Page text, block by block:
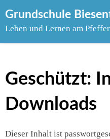
to
Grundschule
Leben und Lernen am
Geschützt:
Downloads
Dieser Inhalt ist